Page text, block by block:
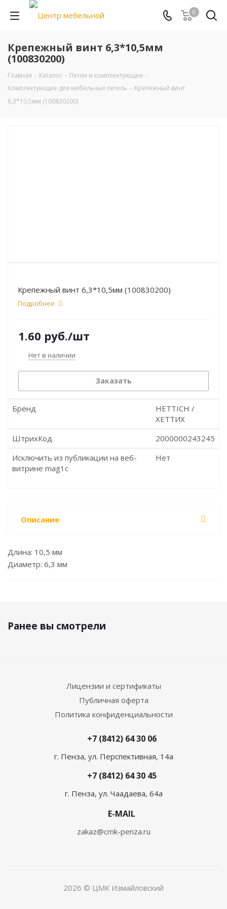
0
Крепежный винт 6,3*10,5мм
(100830200)
Главная - Каталог - Петли и комплектующие -
Комплектующие для мебельных петель - Крепежный винт
6,3*10,5мм (100830200)
Крепежный винт 6,3*10,5мм (100830200)
Подробнее
1.60 руб./шт
Нет в наличии
Заказать
Бренд
HETTICH /
ХЕТТИХ
ШтрихКод
2000000243245
Исключить из публикации на веб-
витрине mag1c
Нет
Описание
Длина: 10,5 мм
Диаметр: 6,3 мм
Ранее вы смотрели
Лицензии и сертификаты
Публичная оферта
Политика конфиденциальности
+7 (8412) 64 30 06
г. Пенза, ул. Перспективная, 14а
+7 (8412) 64 30 45
г. Пенза, ул. Чаадаева, 64а
E-MAIL
zakaz@cmk-penza.ru
2026 © ЦМК Измайловский